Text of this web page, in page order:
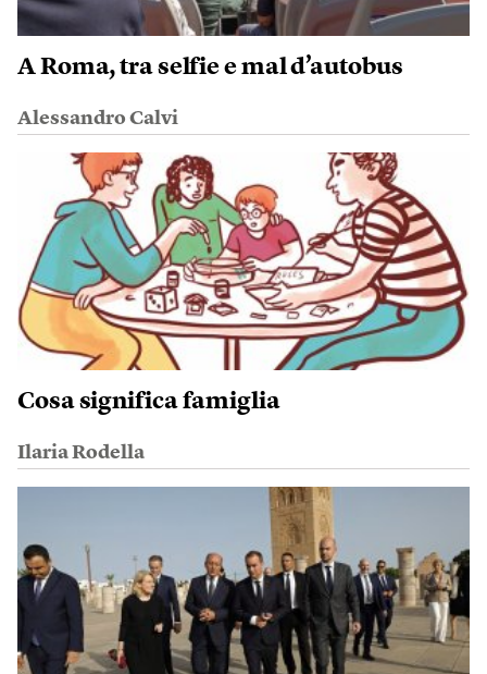
A Roma, tra selfie e mal d’autobus
Alessandro Calvi
Cosa significa famiglia
Ilaria Rodella